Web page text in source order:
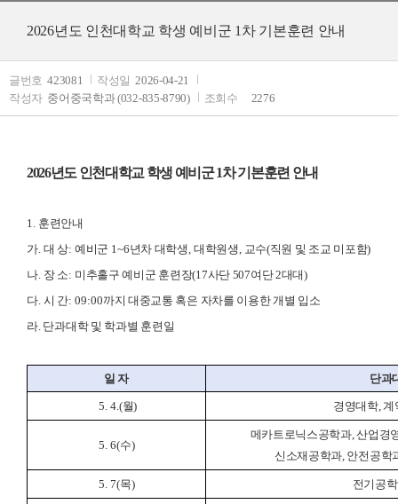
2026년도 인천대학교 학생 예비군 1차 기본훈련 안내
글번호 423081 작성일 2026-04-21
작성자 중어중국학과 (032-835-8790) 조회수 2276
2026년도 인천대학교 학생 예비군 1차 기본훈련 안내
1. 훈련안내
가. 대 상: 예비군 1~6년차 대학생, 대학원생, 교수(직원 및 조교 미포함)
나. 장 소: 미추홀구 예비군 훈련장(17사단 507여단 2대대)
다. 시 간: 09:00까지 대중교통 혹은 자차를 이용한 개별 입소
라. 단과대학 및 학과별 훈련일
일 자 단과
5. 4.(월) 경영대학,
5. 6(수)
메카트로닉스공학과, 산업경
신소재공학과, 안전공학
5. 7(목) 전기공